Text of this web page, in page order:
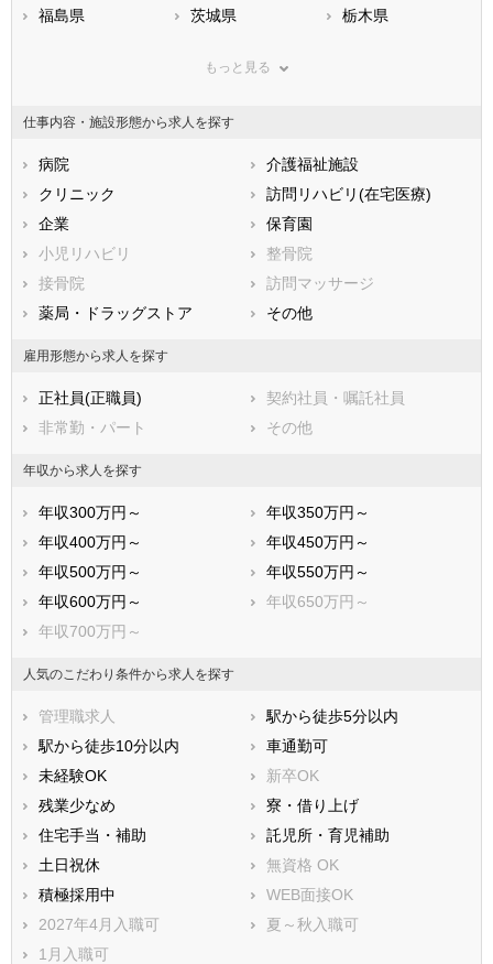
福島県
茨城県
栃木県
神奈川県
石川県
福井県
静岡県
三重県
滋賀県
大阪府
兵庫県
鳥取県
広島県
徳島県
香川県
愛媛県
鹿児島県
もっと見る
仕事内容・施設形態から求人を探す
病院
介護福祉施設
クリニック
訪問リハビリ(在宅医療)
企業
保育園
小児リハビリ
整骨院
接骨院
訪問マッサージ
薬局・ドラッグストア
その他
雇用形態から求人を探す
正社員(正職員)
契約社員・嘱託社員
非常勤・パート
その他
年収から求人を探す
年収300万円～
年収350万円～
年収400万円～
年収450万円～
年収500万円～
年収550万円～
年収600万円～
年収650万円～
年収700万円～
人気のこだわり条件から求人を探す
管理職求人
駅から徒歩5分以内
駅から徒歩10分以内
車通勤可
未経験OK
新卒OK
残業少なめ
寮・借り上げ
住宅手当・補助
託児所・育児補助
土日祝休
無資格 OK
積極採用中
WEB面接OK
2027年4月入職可
夏～秋入職可
1月入職可